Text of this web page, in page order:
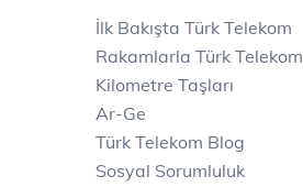
İlk Bakışta Türk Telekom
Rakamlarla Türk Telekom
Kilometre Taşları
Ar-Ge
Türk Telekom Blog
Sosyal Sorumluluk